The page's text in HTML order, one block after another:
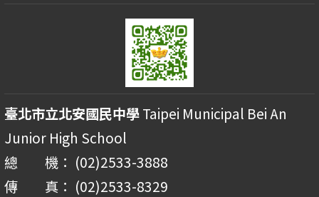
臺北市立北安國民中學Taipei Municipal Bei An
Junior High School
總 機： (02)2533-3888
傳 真： (02)2533-8329